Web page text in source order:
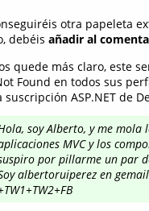
otra papeleta
debéis añadir al
quede más claro, este
Found en todos sus
ASP.NET de
soy Alberto, y me mola
MVC y los
por pillarme un par
albertoruiperez en